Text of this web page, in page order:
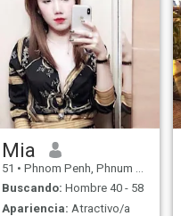
Mia
51 • Phnom Penh, Phnum Pénh, Cambolla
Buscando: Hombre 40 - 58
Apariencia: Atractivo/a